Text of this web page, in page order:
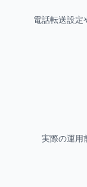
電話転送設定
実際の運用